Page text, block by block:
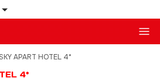
APART HOTEL 4*
4*